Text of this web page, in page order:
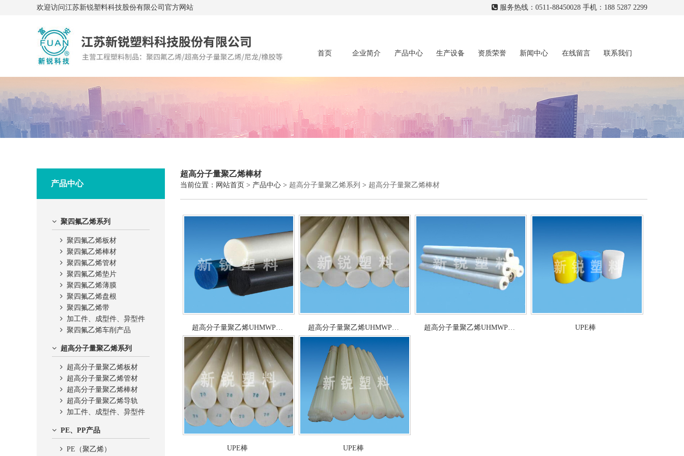
欢迎访问江苏新锐塑料科技股份有限公司官方网站 服务热线：0511-88450028 手机：188 5287 2299
首页 企业简介 产品中心 生产设备 资质荣誉 新闻中心 在线留言 联系我们
产品中心
聚四氟乙烯系列
聚四氟乙烯板材
聚四氟乙烯棒材
聚四氟乙烯管材
聚四氟乙烯垫片
聚四氟乙烯薄膜
聚四氟乙烯盘根
聚四氟乙烯带
加工件、成型件、异型件
聚四氟乙烯车削产品
超高分子量聚乙烯系列
超高分子量聚乙烯板材
超高分子量聚乙烯管材
超高分子量聚乙烯棒材
超高分子量聚乙烯导轨
加工件、成型件、异型件
PE、PP产品
PE（聚乙烯）
超高分子量聚乙烯棒材
当前位置： 网站首页 > 产品中心 > 超高分子量聚乙烯系列 > 超高分子量聚乙烯棒材
超高分子量聚乙烯UHMWP… 超高分子量聚乙烯UHMWP… 超高分子量聚乙烯UHMWP… UPE棒
UPE棒 UPE棒